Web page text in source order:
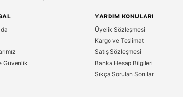
Güvenlik
YARDIM KONULARI
Üyelik Sözleşmesi
Kargo ve Teslimat
Satış Sözleşmesi
Banka Hesap Bilgileri
Sıkça Sorulan Sorular